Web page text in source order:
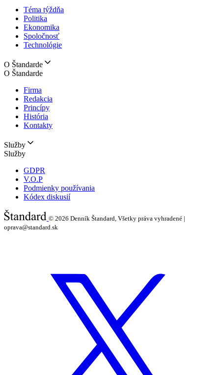
Téma týždňa
Politika
Ekonomika
Spoločnosť
Technológie
O Štandarde
O Štandarde
Firma
Redakcia
Princípy
História
Kontakty
Služby
Služby
GDPR
V.O.P
Podmienky používania
Kódex diskusií
© 2026 Denník Štandard, Všetky práva vyhradené |
oprava@standard.sk